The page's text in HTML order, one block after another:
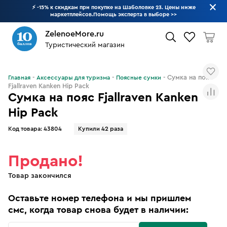
⚡ -15% к скидкам при покупке на Шаболовке 23. Цены ниже
маркетплейсов.Помощь эксперта в выборе >>
ZelenoeMore.ru
Туристический магазин
Сумка на пояс Fjallraven Kanken
Hip Pack
Код товара: 43804 Купили 42 раза
Главная Аксессуары для туризма Поясные сумки
Сумка на пояс
Fjallraven Kanken Hip Pack
Продано!
Товар закончился
Оставьте номер телефона и мы пришлем
смс, когда товар снова будет в наличии: